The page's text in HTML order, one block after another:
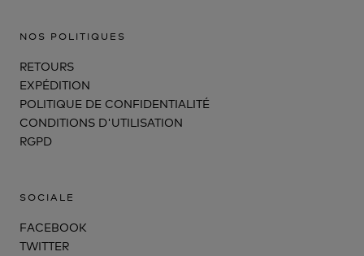
NOS POLITIQUES
RETOURS
EXPÉDITION
POLITIQUE DE CONFIDENTIALITÉ
CONDITIONS D'UTILISATION
RGPD
SOCIALE
FACEBOOK
TWITTER